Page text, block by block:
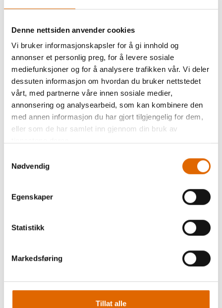
Denne nettsiden anvender cookies
Vi bruker informasjonskapsler for å gi innhold og
annonser et personlig preg, for å levere sosiale
mediefunksjoner og for å analysere trafikken vår. Vi deler
dessuten informasjon om hvordan du bruker nettstedet
vårt, med partnerne våre innen sosiale medier,
annonsering og analysearbeid, som kan kombinere den
med annen informasjon du har gjort tilgjengelig for dem,
eller som de har samlet inn gjennom din bruk av
Nødvendig
Egenskaper
Statistikk
Markedsføring
Tillat alle
32 sømmer inkl. stretchsømmer
1 stk. 1-trinns knapphull
Nåltreder
Nedsenkbare transportør
Justerbar stinglengde
Justerbar stingbredde,
Arbeidsflate i rustfritt stål,
1.100 sting/minutt.
TILBEHØR:
Standardfot
Knappisyningsfot
Trykkfot for rettsøm
Sømoppspretter
Støvbørste